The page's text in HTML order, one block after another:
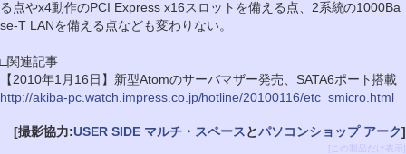
る点やx4動作のPCI Express x16スロットを備える点、2系統の1000Ba
se-T LANを備える点なども変わりない。
□関連記事
【2010年1月16日】新型Atomのサーバマザー発売、SATA6ポート搭載
http://akiba-pc.watch.impress.co.jp/hotline/20100116/etc_smicro.html
[撮影協力:USER SIDE マルチ・スペースとパソコンショップ アーク]
[この製品だけ表示]